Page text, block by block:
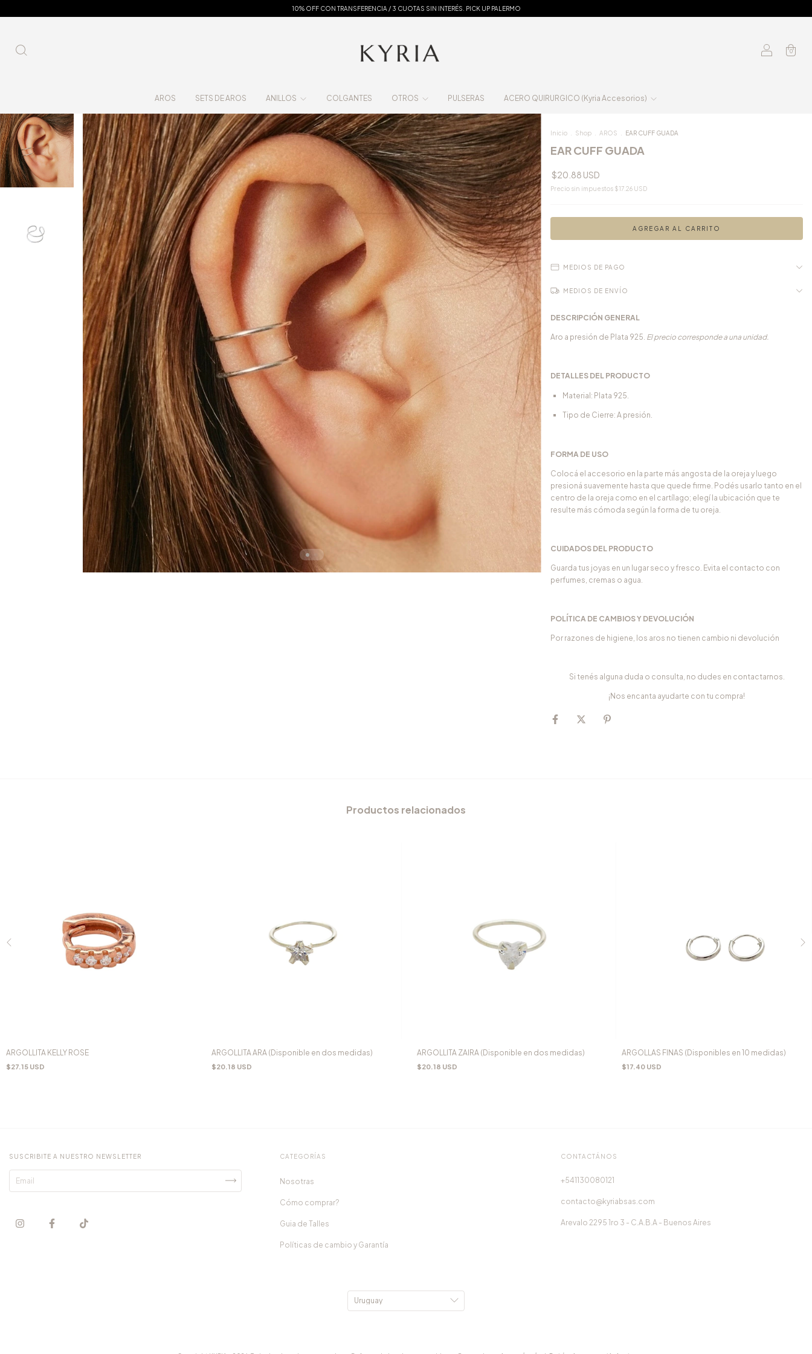
10% OFF CON TRANSFERENCIA / 3 CUOTAS SIN INTERÉS. PICK UP PALERMO
0
AROS SETS DE AROS ANILLOS COLGANTES OTROS PULSERAS ACERO QUIRURGICO (Kyria Accesorios)
Inicio Shop AROS EAR CUFF GUADA
EAR CUFF GUADA
$20.88 USD
Precio sin impuestos $17.26 USD
MEDIOS DE PAGO
MEDIOS DE ENVÍO
DESCRIPCIÓN GENERAL
Aro a presión de Plata 925. El precio corresponde a una unidad.
DETALLES DEL PRODUCTO
Material: Plata 925.
Tipo de Cierre: A presión.
FORMA DE USO
Colocá el accesorio en la parte más angosta de la oreja y luego
presioná suavemente hasta que quede firme. Podés usarlo tanto en el
centro de la oreja como en el cartílago; elegí la ubicación que te
resulte más cómoda según la forma de tu oreja.
CUIDADOS DEL PRODUCTO
Guarda tus joyas en un lugar seco y fresco. Evita el contacto con
perfumes, cremas o agua.
POLÍTICA DE CAMBIOS Y DEVOLUCIÓN
Por razones de higiene, los aros no tienen cambio ni devolución
Si tenés alguna duda o consulta, no dudes en contactarnos.
¡Nos encanta ayudarte con tu compra!
Productos relacionados
ARGOLLITA KELLY ROSE
$27.15 USD
ARGOLLITA ARA (Disponible en dos medidas)
$20.18 USD
ARGOLLITA ZAIRA (Disponible en dos medidas)
$20.18 USD
ARGOLLAS FINAS (Disponibles en 10 medidas)
$17.40 USD
SUSCRIBITE A NUESTRO NEWSLETTER CATEGORÍAS
Nosotras
Cómo comprar?
Guia de Talles
Políticas de cambio y Garantía
CONTACTÁNOS
541130080121
contacto@kyriabsas.com
Arevalo 2295 1ro 3 - C.A.B.A - Buenos Aires